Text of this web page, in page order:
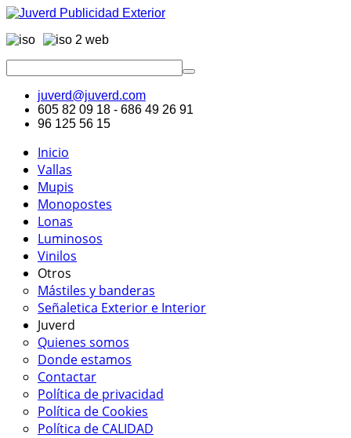
juverd@juverd.com
605 82 09 18 - 686 49 26 91
96 125 56 15
Inicio
Vallas
Mupis
Monopostes
Lonas
Luminosos
Vinilos
Otros
Mástiles y banderas
Señaletica Exterior e Interior
Juverd
Quienes somos
Donde estamos
Contactar
Política de privacidad
Política de Cookies
Política de CALIDAD